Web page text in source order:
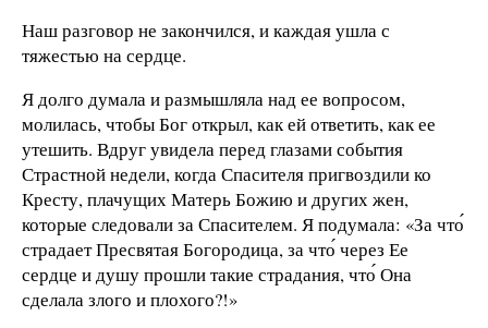
Наш разговор не закончился, и каждая ушла с
тяжестью на сердце.
Я долго думала и размышляла над ее вопросом,
молилась, чтобы Бог открыл, как ей ответить, как ее
утешить. Вдруг увидела перед глазами события
Страстной недели, когда Спасителя пригвоздили ко
Кресту, плачущих Матерь Божию и других жен,
которые следовали за Спасителем. Я подумала: «За что́
страдает Пресвятая Богородица, за что́ через Ее
сердце и душу прошли такие страдания, что́ Она
сделала злого и плохого?!»